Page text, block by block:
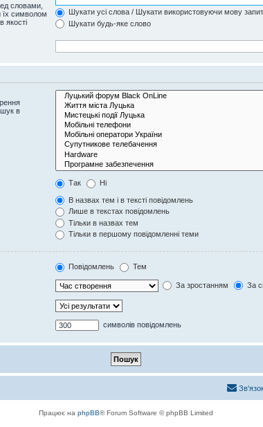
словами,
їх символом
якості
Шукати усі слова / Шукати використовуючи мову
Шукати будь-яке слово
в
Так Ні
В назвах тем і в тексті повідомлень
Лише в текстах повідомлень
Тільки в назвах тем
Тільки в першому повідомленні теми
Повідомлень Тем
За зростанням За
символів повідомлень
Працює на phpBB® Forum Software © phpBB Limited